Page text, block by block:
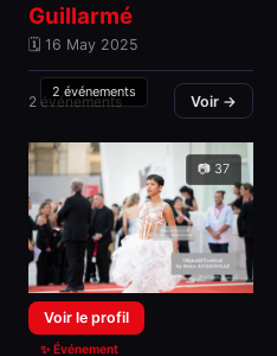
2 événements
Guillarmé
🗓 16 May 2025
2 événements Voir →
Voir le profil
📷 37
✨ Événement